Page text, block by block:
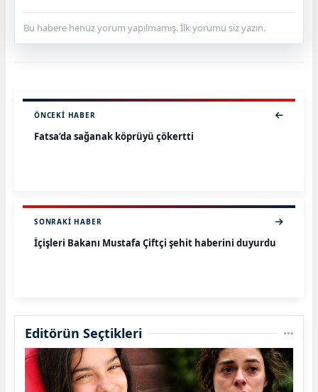
Bu habere henüz yorum yapılmamış. İlk yorumu siz yazın.
ÖNCEKI HABER
Fatsa’da sağanak köprüyü çökertti
SONRAKI HABER
İçişleri Bakanı Mustafa Çiftçi şehit haberini duyurdu
Editörün Seçtikleri